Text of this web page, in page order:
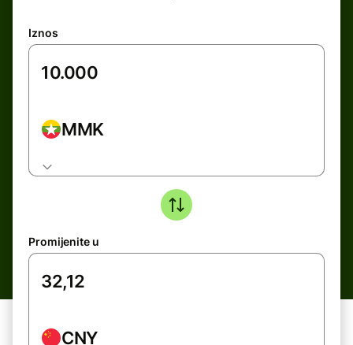
Iznos
MMK
Promijenite u
CNY